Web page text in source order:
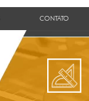
CONTATO